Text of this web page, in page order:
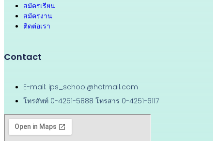
สมัครเรียน
สมัครงาน
ติดต่อเรา
Contact
E-mail: ips_school@hotmail.com
โทรศัพท์ 0-4251-5888 โทรสาร 0-4251-6117